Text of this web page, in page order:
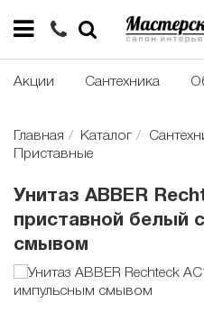
Акции Сантехника
Главная Каталог
Приставные
Унитаз ABBER
приставной белый
смывом